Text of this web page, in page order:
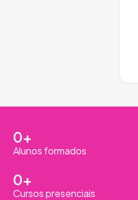
0+
Alunos formados
0+
Cursos presenciais